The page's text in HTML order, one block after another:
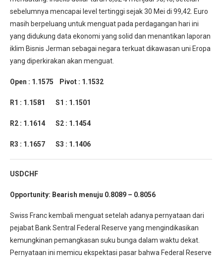
sebelumnya mencapai level tertinggi sejak 30 Mei di 99,42. Euro
masih berpeluang untuk menguat pada perdagangan hari ini
yang didukung data ekonomi yang solid dan menantikan laporan
iklim Bisnis Jerman sebagai negara terkuat dikawasan uni Eropa
yang diperkirakan akan menguat.
Open : 1.1575 Pivot : 1.1532
R1 : 1.1581 S1 : 1.1501
R2 : 1.1614 S2 : 1.1454
R3 : 1.1657 S3 : 1.1406
USDCHF
Opportunity: Bearish menuju 0.8089 – 0.8056
Swiss Franc kembali menguat setelah adanya pernyataan dari
pejabat Bank Sentral Federal Reserve yang mengindikasikan
kemungkinan pemangkasan suku bunga dalam waktu dekat.
Pernyataan ini memicu ekspektasi pasar bahwa Federal Reserve